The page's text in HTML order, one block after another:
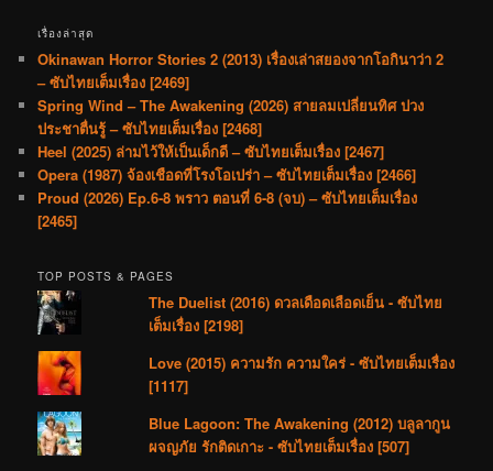
เรื่องล่าสุด
Okinawan Horror Stories 2 (2013) เรื่องเล่าสยองจากโอกินาว่า 2
– ซับไทยเต็มเรื่อง [2469]
Spring Wind – The Awakening (2026) สายลมเปลี่ยนทิศ ปวง
ประชาตื่นรู้ – ซับไทยเต็มเรื่อง [2468]
Heel (2025) ล่ามไว้ให้เป็นเด็กดี – ซับไทยเต็มเรื่อง [2467]
Opera (1987) จ้องเชือดที่โรงโอเปร่า – ซับไทยเต็มเรื่อง [2466]
Proud (2026) Ep.6-8 พราว ตอนที่ 6-8 (จบ) – ซับไทยเต็มเรื่อง
[2465]
TOP POSTS & PAGES
The Duelist (2016) ดวลเดือดเลือดเย็น - ซับไทย
เต็มเรื่อง [2198]
Love (2015) ความรัก ความใคร่ - ซับไทยเต็มเรื่อง
[1117]
Blue Lagoon: The Awakening (2012) บลูลากูน
ผจญภัย รักติดเกาะ - ซับไทยเต็มเรื่อง [507]